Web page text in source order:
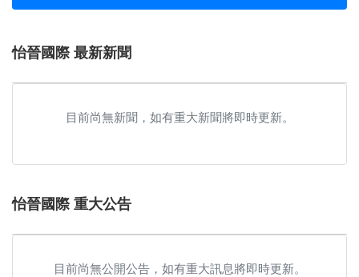
怡晉國際 最新新聞
目前尚無新聞，如有重大新聞將即時更新。
怡晉國際 重大公告
目前尚無公開公告，如有重大訊息將即時更新。